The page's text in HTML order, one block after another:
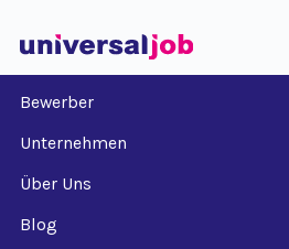
Bewerber
Unternehmen
Über Uns
Blog